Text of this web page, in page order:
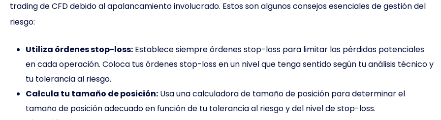
trading de CFD debido al apalancamiento involucrado. Estos son algunos consejos esenciales de gestión del
riesgo:
Utiliza órdenes stop-loss: Establece siempre órdenes stop-loss para limitar las pérdidas potenciales
en cada operación. Coloca tus órdenes stop-loss en un nivel que tenga sentido según tu análisis técnico y
tu tolerancia al riesgo.
Calcula tu tamaño de posición: Usa una calculadora de tamaño de posición para determinar el
tamaño de posición adecuado en función de tu tolerancia al riesgo y del nivel de stop-loss.